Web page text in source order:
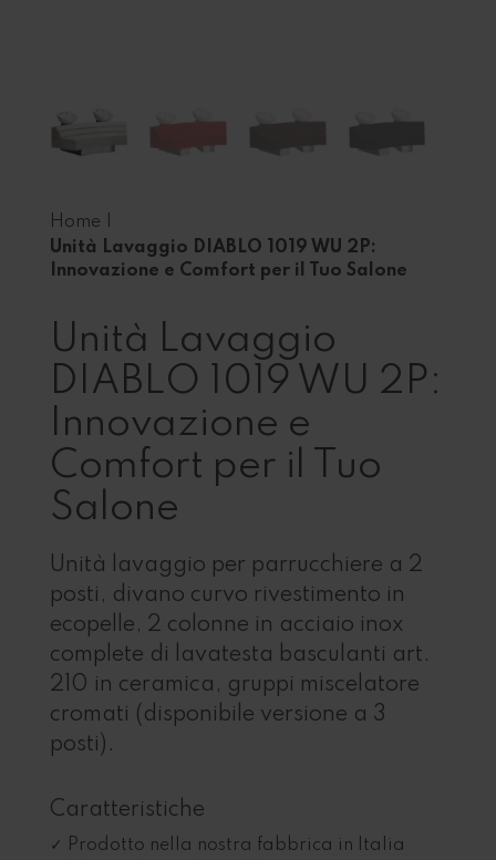
Home
Unità Lavaggio DIABLO 1019 WU 2P:
Innovazione e Comfort per il Tuo Salone
Unità Lavaggio
DIABLO 1019 WU 2P:
Innovazione e
Comfort per il Tuo
Salone
Unità lavaggio per parrucchiere a 2
posti, divano curvo rivestimento in
ecopelle, 2 colonne in acciaio inox
complete di lavatesta basculanti art.
210 in ceramica, gruppi miscelatore
cromati (disponibile versione a 3
posti).
Caratteristiche
Prodotto nella nostra fabbrica in Italia